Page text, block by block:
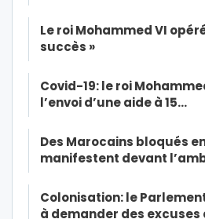
Le roi Mohammed VI
succès »
Covid-19: le roi
l’envoi d’une aide à 15…
Des Marocains bloqués
manifestent devant
Colonisation: le
à demander des excuses